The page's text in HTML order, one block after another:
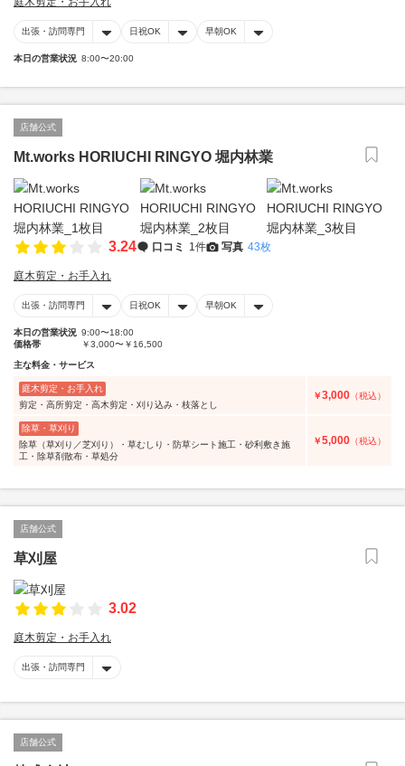
出張・訪問専門 日祝OK 早朝OK
本日の営業状況 8:00〜20:00
店舗公式
Mt.works HORIUCHI RINGYO 堀内林業
3.24 口コミ 1件 写真 43枚
庭木剪定・お手入れ
出張・訪問専門 日祝OK 早朝OK
本日の営業状況 9:00〜18:00
価格帯
￥3,000〜￥16,500
主な料金・サービス
庭木剪定・お手入れ
剪定・高所剪定・高木剪定・刈り込み・枝落とし
￥3,000 （税込）
除草・草刈り
除草（草刈り／芝刈り）・草むしり・防草シート施工・砂利敷き施
工・除草剤散布・草処分
￥5,000 （税込）
店舗公式
草刈屋
3.02
庭木剪定・お手入れ
出張・訪問専門
店舗公式